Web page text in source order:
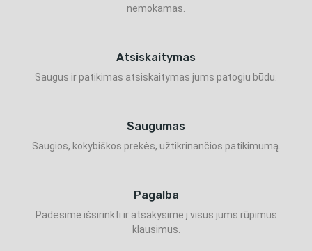
nemokamas.
Atsiskaitymas
Saugus ir patikimas atsiskaitymas jums patogiu būdu.
Saugumas
Saugios, kokybiškos prekės, užtikrinančios patikimumą.
Pagalba
Padėsime išsirinkti ir atsakysime į visus jums rūpimus
klausimus.